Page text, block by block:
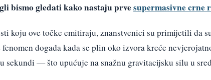
bismo gledati kako nastaju prvesupermasivne crne
koju ove točke emitiraju, znanstvenici su primijetili da
fenomen događa kada se plin oko izvora kreće
sekundi — što upućuje na snažnu gravitacijsku silu u